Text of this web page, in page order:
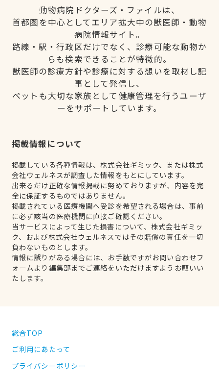
動物病院ドクターズ・ファイルは、
首都圏を中心としてエリア拡大中の獣医師・動物
病院情報サイト。
路線・駅・行政区だけでなく、診療可能な動物か
らも検索できることが特徴的。
獣医師の診療方針や診療に対する想いを取材し記
事として発信し、
ペットも大切な家族として健康管理を行うユーザ
ーをサポートしています。
掲載情報について
掲載している各種情報は、株式会社ギミック、または株式
会社ウェルネスが調査した情報をもとにしています。
出来るだけ正確な情報掲載に努めておりますが、内容を完
全に保証するものではありません。
掲載されている医療機関へ受診を希望される場合は、事前
に必ず該当の医療機関に直接ご確認ください。
当サービスによって生じた損害について、株式会社ギミッ
ク、および株式会社ウェルネスではその賠償の責任を一切
負わないものとします。
情報に誤りがある場合には、お手数ですがお問い合わせフ
ォームより編集部までご連絡をいただけますようお願いい
たします。
総合TOP
ご利用にあたって
プライバシーポリシー